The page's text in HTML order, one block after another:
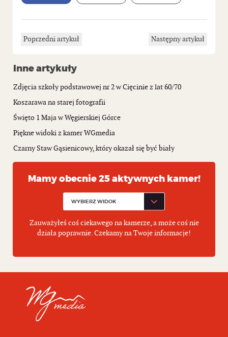
Poprzedni artykuł Następny artykuł
Inne artykuły
Zdjęcia szkoły podstawowej nr 2 w Cięcinie z lat 60/70
Koszarawa na starej fotografii
Święto 1 Maja w Węgierskiej Górce
Piękne widoki z kamer WGmedia
Czarny Staw Gąsienicowy, który okazał się być biały
Mamy obecnie 25 aktywnych kamer!
Zauważyłeś coś ciekawego na kamerze, a może coś nie
działa poprawnie. Czekamy na Twoje informacje!